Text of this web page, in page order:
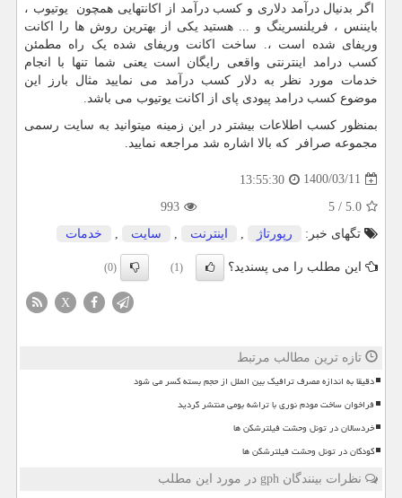
اگر بدنیال درآمد دلاری و کسب درآمد از اکانتهایی همچون یوتیوب ،
بایننس ، فریلنسرینگ و ... هستید یکی از بهترین روش ها را اکانت
وریفای شده است ،. ساخت اکانت وریفای شده یک راه مطمئن
کسب درامد اینترنتی واقعی رایگان است یعنی شما تنها با انجام
خدمات مورد نظر به دلار کسب درآمد می نمایید مثال بارز این
موضوع کسب درامد پیودی پای از اکانت یوتیوب می باشد.
بمنظور کسب اطلاعات بیشتر در این زمینه میتوانید به سایت رسمی
مجموعه صرافر که بالا اشاره شد مراجعه نمایید.
1400/03/11
13:55:30
5.0
/
5
993
تگهای خبر:
رپورتاژ اینترنت سایت خدمات
این مطلب را می پسندید؟ (1)
(0)
X
تازه ترین مطالب مرتبط
دقیقا به اندازه مصرف ترافیک بین الملل از حجم بسته کسر می شود
فراخوان ساخت مودم نوری با تراشه بومی منتشر گردید
خردسالان در تونل وحشت فیلترشکن ها
کودکان در تونل وحشت فیلترشکن ها
نظرات بینندگان gph در مورد این مطلب